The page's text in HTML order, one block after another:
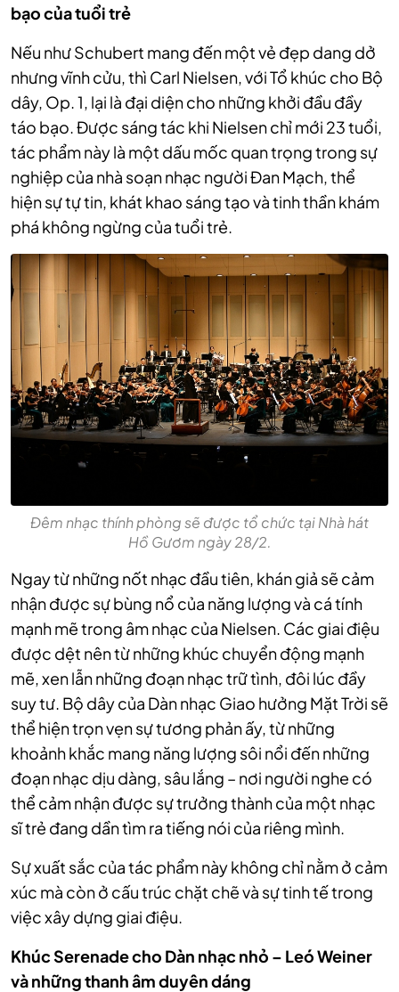
bạo của tuổi trẻ
Nếu như Schubert mang đến một vẻ đẹp dang dở
nhưng vĩnh cửu, thì Carl Nielsen, với Tổ khúc cho Bộ
dây, Op. 1, lại là đại diện cho những khởi đầu đầy
táo bạo. Được sáng tác khi Nielsen chỉ mới 23 tuổi,
tác phẩm này là một dấu mốc quan trọng trong sự
nghiệp của nhà soạn nhạc người Đan Mạch, thể
hiện sự tự tin, khát khao sáng tạo và tinh thần khám
phá không ngừng của tuổi trẻ.
Đêm nhạc thính phòng sẽ được tổ chức tại Nhà hát
Hồ Gươm ngày 28/2.
Ngay từ những nốt nhạc đầu tiên, khán giả sẽ cảm
nhận được sự bùng nổ của năng lượng và cá tính
mạnh mẽ trong âm nhạc của Nielsen. Các giai điệu
được dệt nên từ những khúc chuyển động mạnh
mẽ, xen lẫn những đoạn nhạc trữ tình, đôi lúc đầy
suy tư. Bộ dây của Dàn nhạc Giao hưởng Mặt Trời sẽ
thể hiện trọn vẹn sự tương phản ấy, từ những
khoảnh khắc mang năng lượng sôi nổi đến những
đoạn nhạc dịu dàng, sâu lắng – nơi người nghe có
thể cảm nhận được sự trưởng thành của một nhạc
sĩ trẻ đang dần tìm ra tiếng nói của riêng mình.
Sự xuất sắc của tác phẩm này không chỉ nằm ở cảm
xúc mà còn ở cấu trúc chặt chẽ và sự tinh tế trong
việc xây dựng giai điệu.
Khúc Serenade cho Dàn nhạc nhỏ – Leó Weiner
và những thanh âm duyên dáng